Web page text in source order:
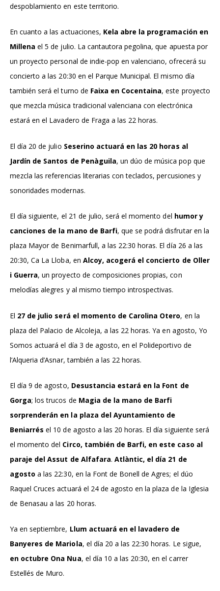
despoblamiento en este territorio.
En cuanto a las actuaciones, Kela abre la programación en
Millena el 5 de julio. La cantautora pegolina, que apuesta por
un proyecto personal de indie-pop en valenciano, ofrecerá su
concierto a las 20:30 en el Parque Municipal. El mismo día
también será el turno de Faixa en Cocentaina, este proyecto
que mezcla música tradicional valenciana con electrónica
estará en el Lavadero de Fraga a las 22 horas.
El día 20 de julio Seserino actuará en las 20 horas al
Jardín de Santos de Penàguila, un dúo de música pop que
mezcla las referencias literarias con teclados, percusiones y
sonoridades modernas.
El día siguiente, el 21 de julio, será el momento del humor y
canciones de la mano de Barfi, que se podrá disfrutar en la
plaza Mayor de Benimarfull, a las 22:30 horas. El día 26 a las
20:30, Ca La Lloba, en Alcoy, acogerá el concierto de Oller
i Guerra, un proyecto de composiciones propias, con
melodías alegres y al mismo tiempo introspectivas.
El 27 de julio será el momento de Carolina Otero, en la
plaza del Palacio de Alcoleja, a las 22 horas. Ya en agosto, Yo
Somos actuará el día 3 de agosto, en el Polideportivo de
l’Alqueria d’Asnar, también a las 22 horas.
El día 9 de agosto, Desustancia estará en la Font de
Gorga; los trucos de Magia de la mano de Barfi
sorprenderán en la plaza del Ayuntamiento de
Beniarrés el 10 de agosto a las 20 horas. El día siguiente será
el momento del Circo, también de Barfi, en este caso al
paraje del Assut de Alfafara. Atlàntic, el día 21 de
agosto a las 22:30, en la Font de Bonell de Agres; el dúo
Raquel Cruces actuará el 24 de agosto en la plaza de la Iglesia
de Benasau a las 20 horas.
Ya en septiembre, Llum actuará en el lavadero de
Banyeres de Mariola, el día 20 a las 22:30 horas. Le sigue,
en octubre Ona Nua, el día 10 a las 20:30, en el carrer
Estellés de Muro.